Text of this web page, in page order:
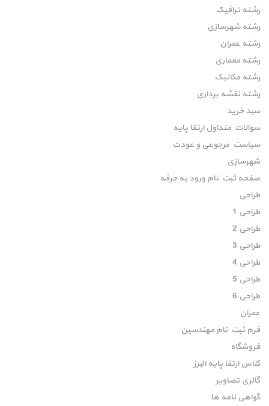
رشته ترافیک
رشته شهرسازی
رشته عمران
رشته معماری
رشته مکانیک
رشته نقشه برداری
سبد خرید
سوالات متداول ارتقا پایه
سیاست مرجوعی و عودت
شهرسازی
صفحه ثبت نام ورود به حرفه
طراحی
طراحی 1
طراحی 2
طراحی 3
طراحی 4
طراحی 5
طراحی 6
عمران
فرم ثبت نام مهندسین
فروشگاه
کلاس ارتقا پایه البرز
گالری تصاویر
گواهی نامه ها